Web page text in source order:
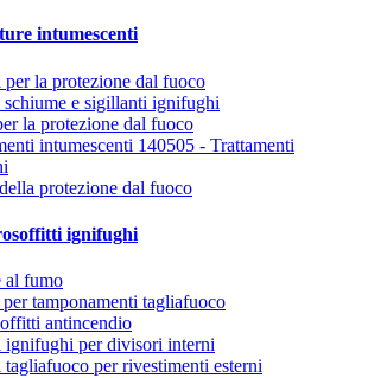
intumescenti
per la protezione dal fuoco
e sigillanti ignifughi
la protezione dal fuoco
intumescenti 140505 - Trattamenti
protezione dal fuoco
ignifughi
al fumo
tamponamenti tagliafuoco
antincendio
ignifughi per divisori interni
tagliafuoco per rivestimenti esterni